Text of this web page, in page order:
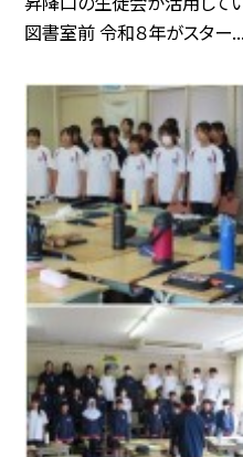
図書室前 令和８年がスター...